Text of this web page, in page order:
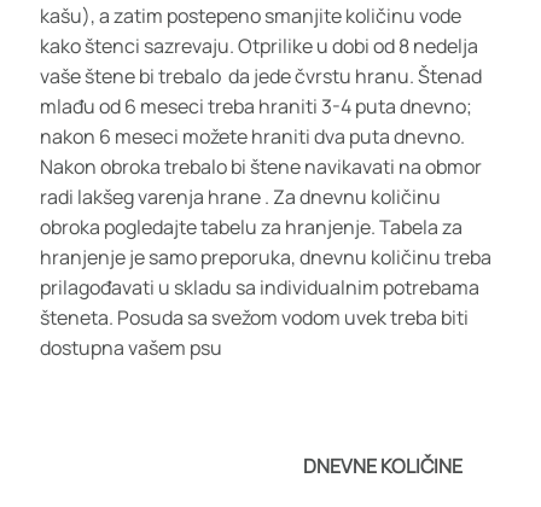
kašu), a zatim postepeno smanjite količinu vode
kako štenci sazrevaju. Otprilike u dobi od 8 nedelja
vaše štene bi trebalo da jede čvrstu hranu. Štenad
mlađu od 6 meseci treba hraniti 3-4 puta dnevno;
nakon 6 meseci možete hraniti dva puta dnevno.
Nakon obroka trebalo bi štene navikavati na obmor
radi lakšeg varenja hrane . Za dnevnu količinu
obroka pogledajte tabelu za hranjenje. Tabela za
hranjenje je samo preporuka, dnevnu količinu treba
prilagođavati u skladu sa individualnim potrebama
šteneta. Posuda sa svežom vodom uvek treba biti
dostupna vašem psu
DNEVNE KOLIČINE